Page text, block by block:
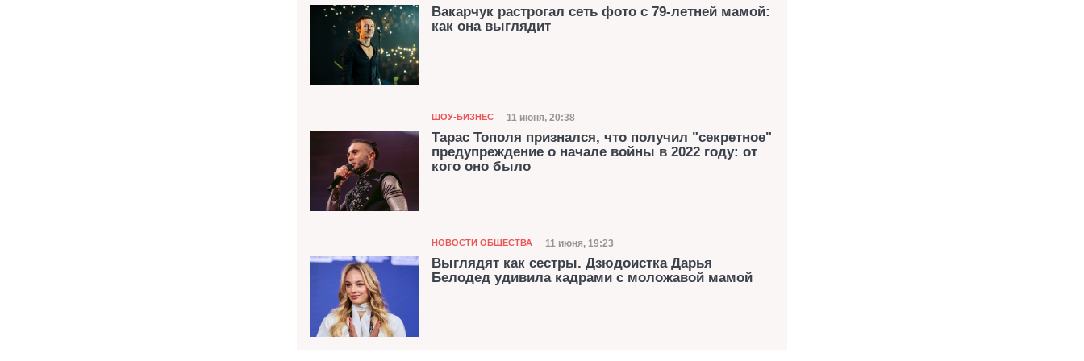
Вакарчук растрогал сеть фото с 79-летней мамой:
как она выглядит
Категория
ШОУ-БИЗНЕС Дата публикации
11 июня, 20:38
Тарас Тополя признался, что получил "секретное"
предупреждение о начале войны в 2022 году: от
кого оно было
Категория
НОВОСТИ ОБЩЕСТВА Дата публикации
11 июня, 19:23
Выглядят как сестры. Дзюдоистка Дарья
Белодед удивила кадрами с моложавой мамой